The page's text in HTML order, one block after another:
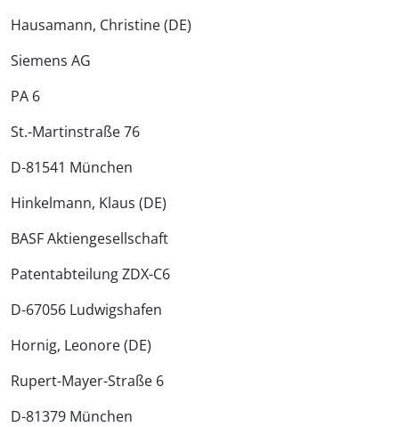
Hausamann, Christine (DE)
Siemens AG
PA 6
St.-Martinstraße 76
D-81541 München
Hinkelmann, Klaus (DE)
BASF Aktiengesellschaft
Patentabteilung ZDX-C6
D-67056 Ludwigshafen
Hornig, Leonore (DE)
Rupert-Mayer-Straße 6
D-81379 München